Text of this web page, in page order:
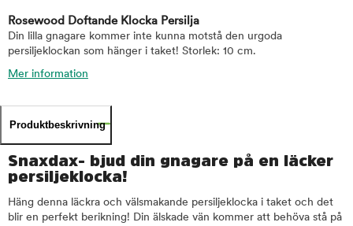
Rosewood Doftande Klocka Persilja
Din lilla gnagare kommer inte kunna motstå den urgoda
persiljeklockan som hänger i taket! Storlek: 10 cm.
Mer information
Produktbeskrivning
Snaxdax- bjud din gnagare på en läcker
persiljeklocka!
Häng denna läckra och välsmakande persiljeklocka i taket och det
blir en perfekt berikning! Din älskade vän kommer att behöva stå på